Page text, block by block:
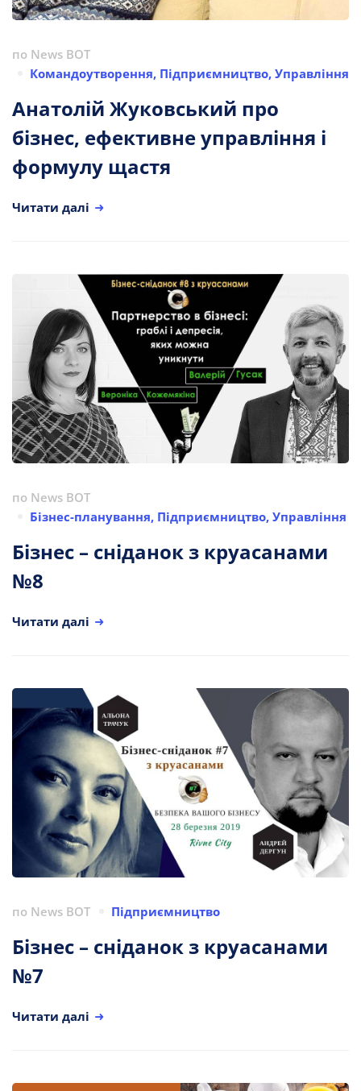
по News BOT
Командоутворення, Підприємництво, Управління
Анатолій Жуковський про
бізнес, ефективне управління і
формулу щастя
Читати далі
по News BOT
Бізнес-планування, Підприємництво, Управління
Бізнес – сніданок з круасанами
№8
Читати далі
по News BOT Підприємництво
Бізнес – сніданок з круасанами
№7
Читати далі